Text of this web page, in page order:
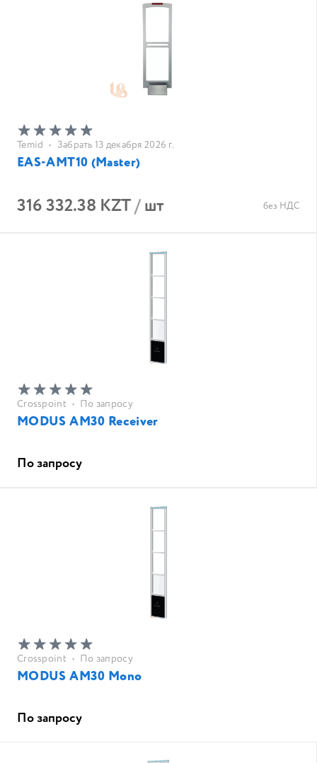
Temid • Забрать 13 декабря 2026 г.
EAS-AMT10 (Master)
316 332.38 KZT/шт без НДС
Crosspoint • По запросу
MODUS AM30 Receiver
По запросу
Crosspoint • По запросу
MODUS AM30 Mono
По запросу